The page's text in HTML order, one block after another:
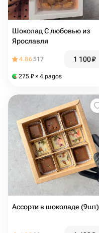
Шоколад С любовью из
Ярославля
4.86517 1 100₽
275 ₽ × 4 pagos
Ассорти в шоколаде (9шт)